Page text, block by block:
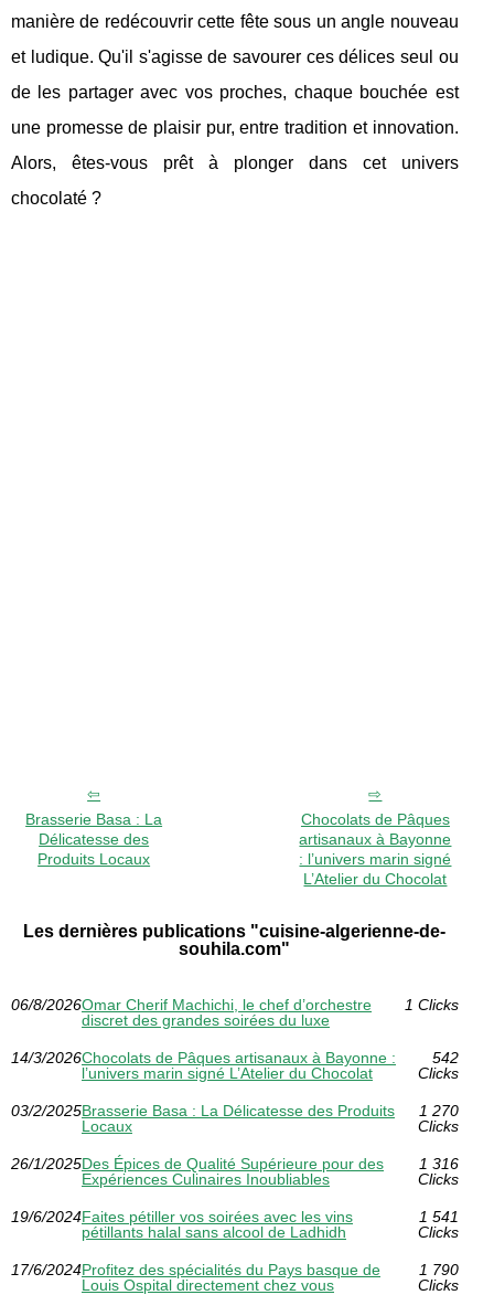
manière de redécouvrir cette fête sous un angle nouveau
et ludique. Qu'il s'agisse de savourer ces délices seul ou
de les partager avec vos proches, chaque bouchée est
une promesse de plaisir pur, entre tradition et innovation.
Alors, êtes-vous prêt à plonger dans cet univers
chocolaté ?
Brasserie Basa : La
Délicatesse des
Produits Locaux
Chocolats de Pâques
artisanaux à Bayonne
: l’univers marin signé
L’Atelier du Chocolat
Les dernières publications "cuisine-algerienne-de-
souhila.com"
06/8/2026Omar Cherif Machichi, le chef d’orchestre
discret des grandes soirées du luxe
1 Clicks
14/3/2026Chocolats de Pâques artisanaux à Bayonne :
l’univers marin signé L’Atelier du Chocolat
542
Clicks
03/2/2025Brasserie Basa : La Délicatesse des Produits
Locaux
1 270
Clicks
26/1/2025Des Épices de Qualité Supérieure pour des
Expériences Culinaires Inoubliables
1 316
Clicks
19/6/2024Faites pétiller vos soirées avec les vins
pétillants halal sans alcool de Ladhidh
1 541
Clicks
17/6/2024Profitez des spécialités du Pays basque de
Louis Ospital directement chez vous
1 790
Clicks